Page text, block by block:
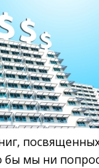
бы мы ни